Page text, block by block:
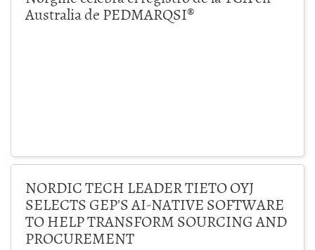
Australia de PEDMARQSI®
NORDIC TECH LEADER TIETO OYJ
SELECTS GEP'S AI-NATIVE SOFTWARE
TO HELP TRANSFORM SOURCING AND
PROCUREMENT